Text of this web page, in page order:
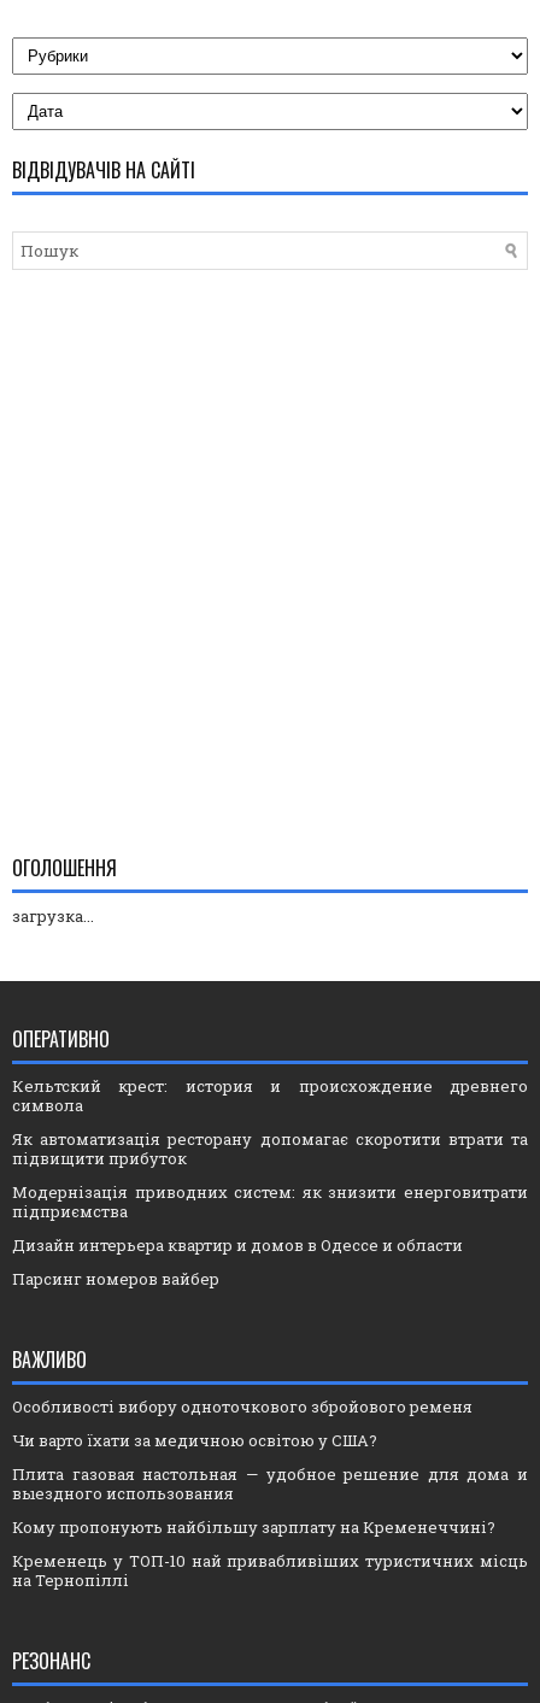
ВІДВІДУВАЧІВ НА САЙТІ
ОГОЛОШЕННЯ
загрузка...
ОПЕРАТИВНО
Кельтский крест: история и происхождение древнего
символа
Як автоматизація ресторану допомагає скоротити втрати та
підвищити прибуток
Модернізація приводних систем: як знизити енерговитрати
підприємства
Дизайн интерьера квартир и домов в Одессе и области
Парсинг номеров вайбер
ВАЖЛИВО
Особливості вибору одноточкового збройового ременя
Чи варто їхати за медичною освітою у США?
Плита газовая настольная — удобное решение для дома и
выездного использования
Кому пропонують найбільшу зарплату на Кременеччині?
Кременець у ТОП-10 най привабливіших туристичних місць
на Тернопіллі
РЕЗОНАНС